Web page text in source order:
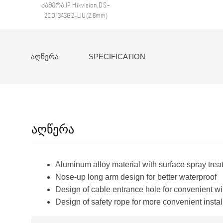
კამერა IP Hikvision,DS-
2CD1343G2-LIU(2.8mm)
ᲐᲦᲬᲔᲠᲐ SPECIFICATION
აღწერა
Aluminum alloy material with surface spray
Nose-up long arm design for better waterproof
Design of cable entrance hole for convenient
Design of safety rope for more convenient